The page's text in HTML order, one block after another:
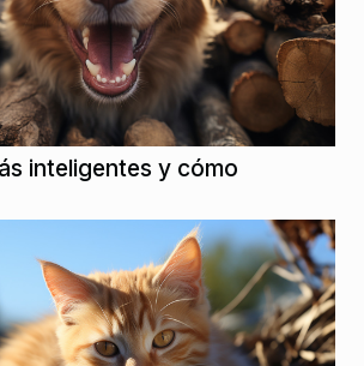
inteligentes y cómo